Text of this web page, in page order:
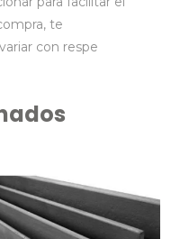
te
con respe